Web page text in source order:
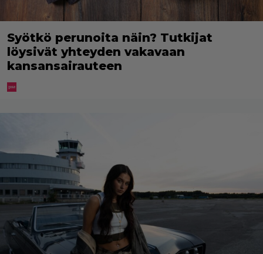
Syötkö perunoita näin? Tutkijat
löysivät yhteyden vakavaan
kansansairauteen